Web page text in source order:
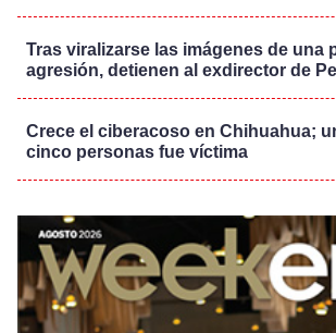
Tras viralizarse las imágenes de una
agresión, detienen al exdirector de
Crece el ciberacoso en Chihuahua;
cinco personas fue víctima